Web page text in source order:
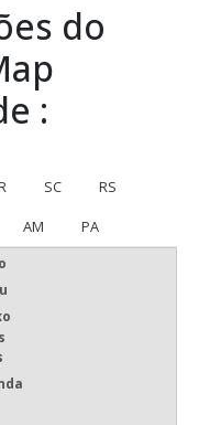
do
:
SC
RS
AM PA